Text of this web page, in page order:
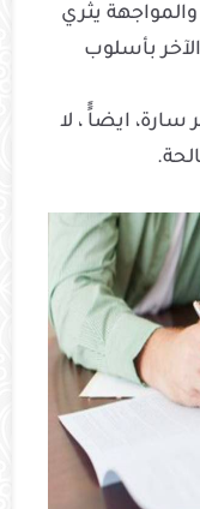
يثري
بأسلوب
ايضاًً ، لا